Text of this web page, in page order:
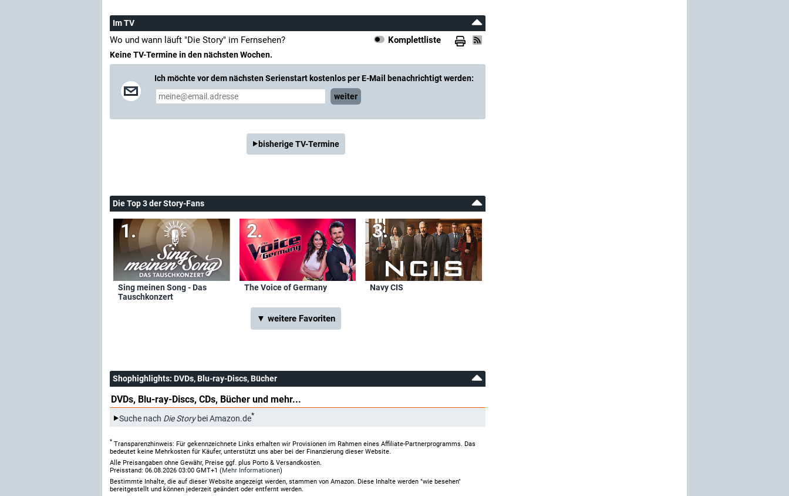
Im TV
Wo und wann läuft "Die Story" im Fernsehen? Komplettliste
Keine TV-Termine in den nächsten Wochen.
Ich möchte vor dem nächsten Serienstart kostenlos per E-Mail benachrichtigt werden:
weiter
bisherige TV-Termine
Die Top 3 der Story-Fans
Sing meinen Song - Das
Tauschkonzert
The Voice of Germany Navy CIS
▼ weitere Favoriten
Shophighlights: DVDs, Blu-ray-Discs, Bücher
DVDs, Blu-ray-Discs, CDs, Bücher und mehr...
Suche nach Die Storybei Amazon.de*
* Transparenzhinweis: Für gekennzeichnete Links erhalten wir Provisionen im Rahmen eines Affiliate-Partnerprogramms. Das
bedeutet keine Mehrkosten für Käufer, unterstützt uns aber bei der Finanzierung dieser Website.
Alle Preisangaben ohne Gewähr, Preise ggf. plus Porto & Versandkosten.
Preisstand: 06.08.2026 03:00 GMT+1 (Mehr Informationen)
Bestimmte Inhalte, die auf dieser Website angezeigt werden, stammen von Amazon. Diese Inhalte werden "wie besehen"
bereitgestellt und können jederzeit geändert oder entfernt werden.